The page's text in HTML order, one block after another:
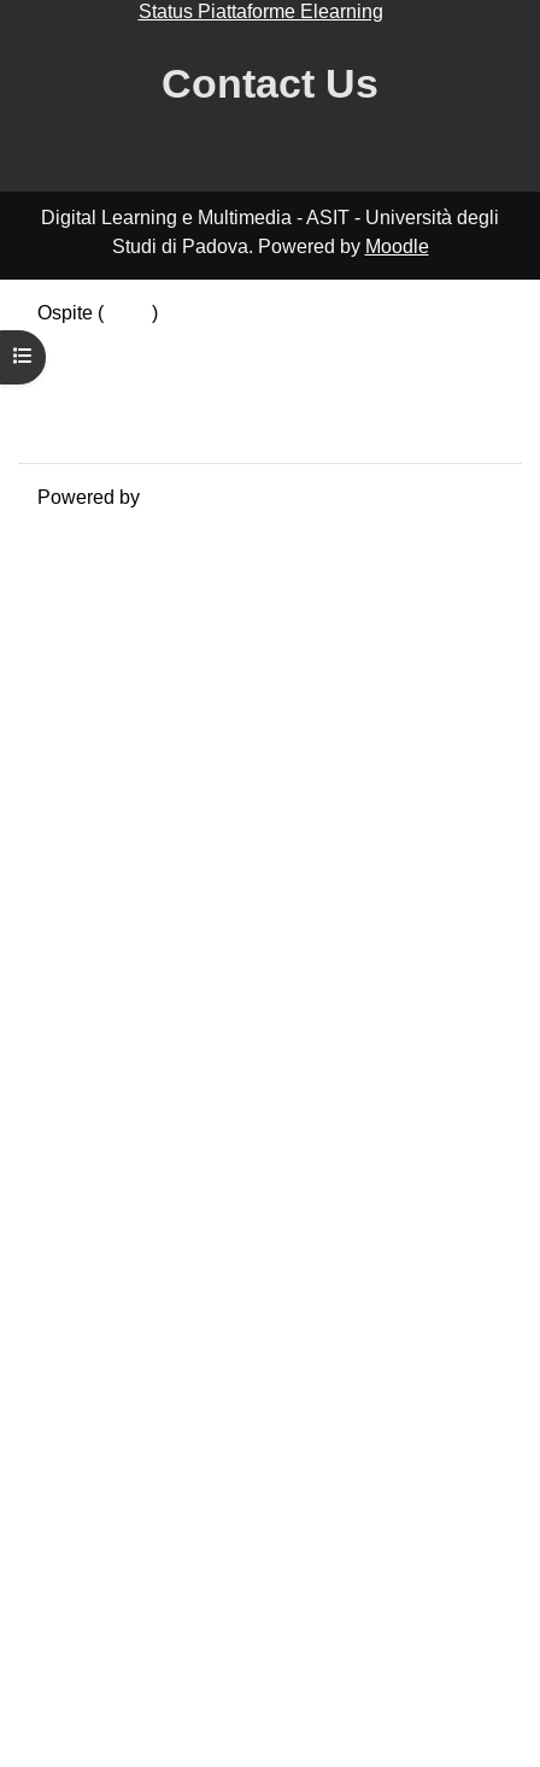
Apri indice del corso
Status Piattaforme Elearning
Contact Us
Digital Learning e Multimedia - ASIT - Università degli
Studi di Padova. Powered by Moodle
Ospite (
)
Riepilogo della conservazione dei dati
Politiche
Powered by